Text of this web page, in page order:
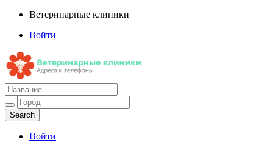
Ветеринарные клиники
Войти
Ветеринарные клиники
Адреса и телефоны
Войти